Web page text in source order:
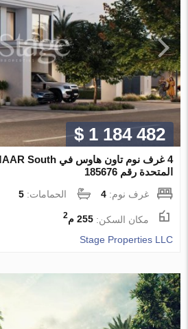
$ 1 184 482
المتحدة رقم 185676
غرف نوم:4 الحمامات:5
مكان السكن:255 م 2
Stage Properties LLC